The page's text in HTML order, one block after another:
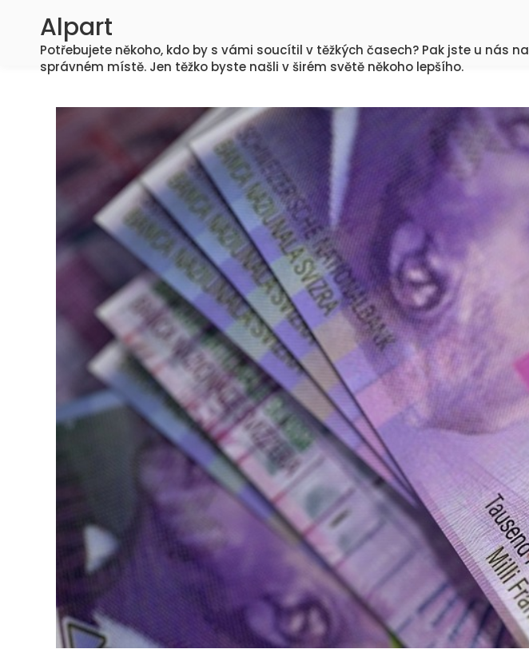
content
Alpart
Potřebujete někoho, kdo by s vámi soucítil v těžkých časech? Pak jste u nás na
správném místě. Jen těžko byste našli v širém světě někoho lepšího.